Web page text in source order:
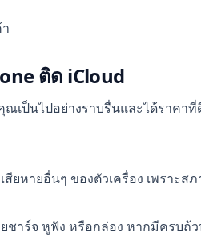
ติด iCloud
เป็นไปอย่างราบรื่นและได้ราคา
ยหายอื่นๆ ของตัวเครื่อง เพราะ
ชาร์จ หูฟัง หรือกล่อง หากมีครบถ้